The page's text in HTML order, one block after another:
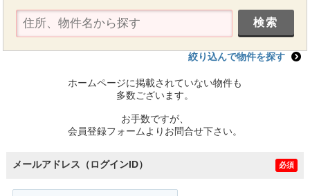
絞り込んで物件を探す
ホームページに掲載されていない物件も
多数ございます。
お手数ですが、
会員登録フォームよりお問合せ下さい。
メールアドレス（ログインID） 必須